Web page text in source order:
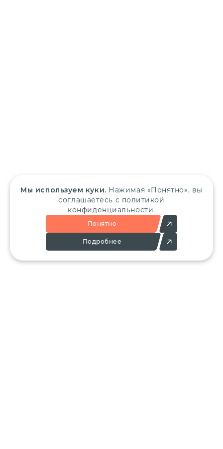
Мы используем куки. Нажимая «Понятно», вы
соглашаетесь с политикой
конфиденциальности.
Понятно
Подробнее